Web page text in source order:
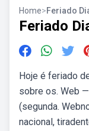
Home>Feriado
Feriado
Hoje é feriado
sobre os. Web
(segunda.
nacional,